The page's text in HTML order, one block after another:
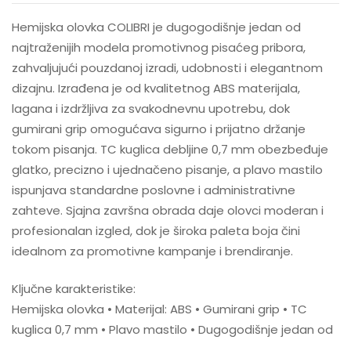
Hemijska olovka COLIBRI je dugogodišnje jedan od
najtraženijih modela promotivnog pisaćeg pribora,
zahvaljujući pouzdanoj izradi, udobnosti i elegantnom
dizajnu. Izrađena je od kvalitetnog ABS materijala,
lagana i izdržljiva za svakodnevnu upotrebu, dok
gumirani grip omogućava sigurno i prijatno držanje
tokom pisanja. TC kuglica debljine 0,7 mm obezbeđuje
glatko, precizno i ujednačeno pisanje, a plavo mastilo
ispunjava standardne poslovne i administrativne
zahteve. Sjajna završna obrada daje olovci moderan i
profesionalan izgled, dok je široka paleta boja čini
idealnom za promotivne kampanje i brendiranje.
Ključne karakteristike:
Hemijska olovka • Materijal: ABS • Gumirani grip • TC
kuglica 0,7 mm • Plavo mastilo • Dugogodišnje jedan od